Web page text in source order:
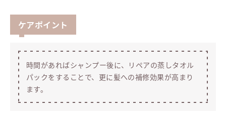
ケアポイント
時間があればシャンプー後に、リペアの蒸しタオル
パックをすることで、更に髪への補修効果が高まり
ます。